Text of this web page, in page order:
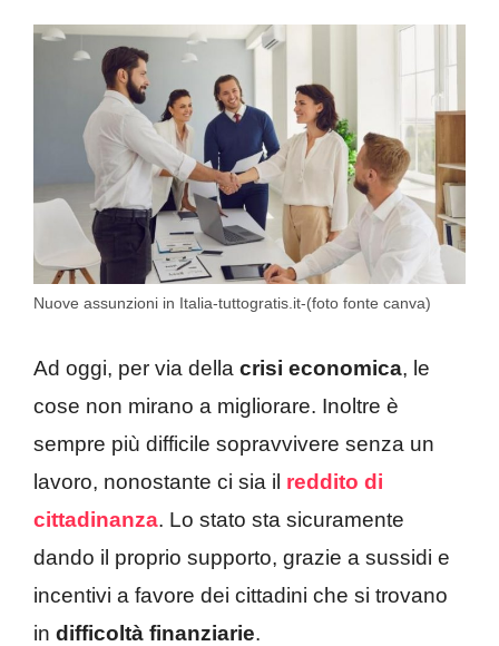
Nuove assunzioni in Italia-tuttogratis.it-(foto fonte canva)
Ad oggi, per via della crisi economica, le
cose non mirano a migliorare. Inoltre è
sempre più difficile sopravvivere senza un
lavoro, nonostante ci sia il reddito di
cittadinanza. Lo stato sta sicuramente
dando il proprio supporto, grazie a sussidi e
incentivi a favore dei cittadini che si trovano
in difficoltà finanziarie.